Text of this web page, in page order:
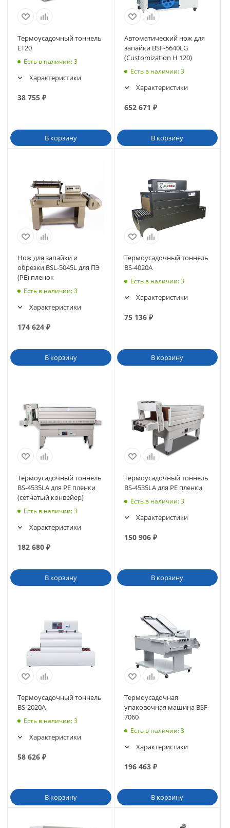
Термоусадочный тоннель
ET20
Есть в наличии: 3
Характеристики
38 755 ₽
В корзину
Автоматический нож для
запайки BSF-5640LG
(Customization H 120)
Есть в наличии: 3
Характеристики
652 671 ₽
В корзину
Нож для запайки и
обрезки BSL-5045L для ПЭ
(PE) пленок
Есть в наличии: 3
Характеристики
174 624 ₽
В корзину
Термоусадочный тоннель
BS-4020A
Есть в наличии: 3
Характеристики
75 136₽
В корзину
Термоусадочный тоннель
BS-4535LA для PE пленки
(сетчатый конвейер)
Есть в наличии: 3
Характеристики
182 680 ₽
В корзину
Термоусадочный тоннель
BS-4535LA для PE пленки
Есть в наличии: 3
Характеристики
150 906₽
В корзину
Термоусадочный тоннель
BS-2020A
Есть в наличии: 3
Характеристики
58 626 ₽
В корзину
Термоусадочная
упаковочная машина BSF-
7060
Есть в наличии: 3
Характеристики
196 463₽
В корзину